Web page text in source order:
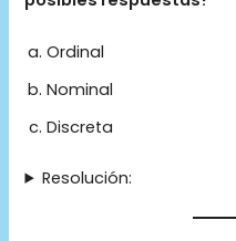
Ordinal
Nominal
Discreta
Resolución: